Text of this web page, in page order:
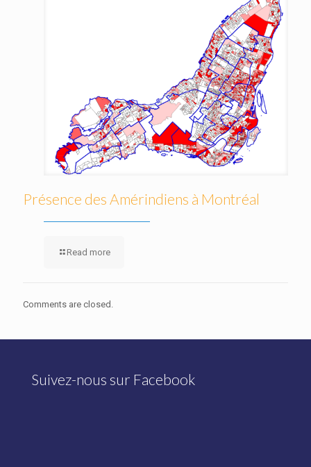
Présence des Amérindiens à Montréal
Read more
Comments are closed.
Suivez-nous sur Facebook